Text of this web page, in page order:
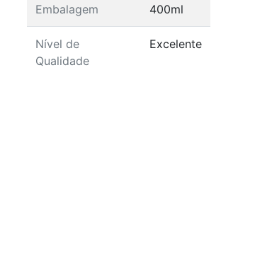
Embalagem
400ml
Nível de
Qualidade
Excelente